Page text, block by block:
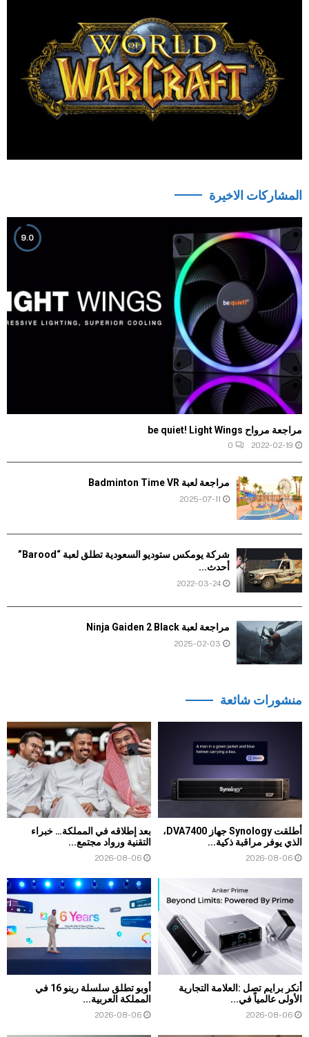
المشاركات الاخيرة
مراجعة مرواح be quiet! Light Wings
2022-02-19
0
9.0
مراجعة لعبة Badminton Time VR
2025-07-11
شركة يومكس ستوديو السعودية تطلق لعبة “Barood”
أحدث...
2022-03-24
مراجعة لعبة Ninja Gaiden 2 Black
2025-02-03
منشورات شائعة
أطلقت Synology جهاز DVA7400،
الذي يوفر مراقبة ذكية...
2026-08-06
بعد إطلاقه في المملكة… خبراء
التقنية ورواد مجتمع...
2026-08-06
أنكر برايم تصل :العلامة التجارية
الأولى عالمياً في...
2026-08-06
أوبو تطلق سلسلة رينو 16 في
المملكة العربية...
2026-08-06